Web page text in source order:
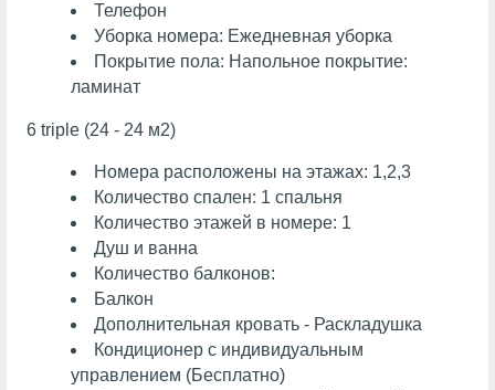
Телефон
Уборка номера: Ежедневная уборка
Покрытие пола: Напольное покрытие:
ламинат
6 triple (24 - 24 м2)
Номера расположены на этажах: 1,2,3
Количество спален: 1 спальня
Количество этажей в номере: 1
Душ и ванна
Количество балконов:
Балкон
Дополнительная кровать - Раскладушка
Кондиционер с индивидуальным
управлением (Бесплатно)